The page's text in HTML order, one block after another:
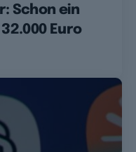
Schon ein
Euro